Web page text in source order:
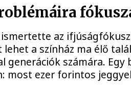
az
a színház ma élő
generációk számára.
most ezer forintos